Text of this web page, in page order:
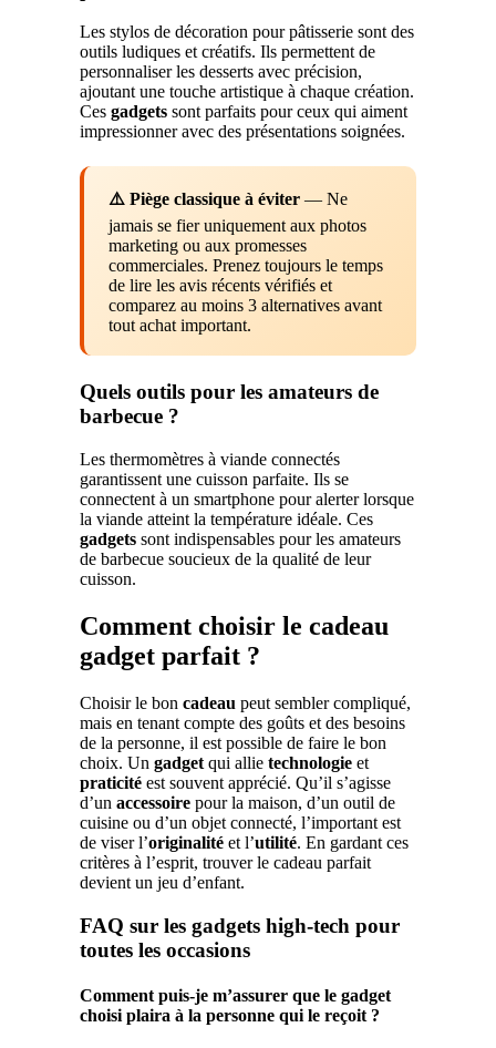
Les stylos de décoration pour pâtisserie sont des
outils ludiques et créatifs. Ils permettent de
personnaliser les desserts avec précision,
ajoutant une touche artistique à chaque création.
Ces gadgets sont parfaits pour ceux qui aiment
impressionner avec des présentations soignées.
⚠️ Piège classique à éviter — Ne
jamais se fier uniquement aux photos
marketing ou aux promesses
commerciales. Prenez toujours le temps
de lire les avis récents vérifiés et
comparez au moins 3 alternatives avant
tout achat important.
Quels outils pour les amateurs de
barbecue ?
Les thermomètres à viande connectés
garantissent une cuisson parfaite. Ils se
connectent à un smartphone pour alerter lorsque
la viande atteint la température idéale. Ces
gadgets sont indispensables pour les amateurs
de barbecue soucieux de la qualité de leur
cuisson.
Comment choisir le cadeau
gadget parfait ?
Choisir le bon cadeau peut sembler compliqué,
mais en tenant compte des goûts et des besoins
de la personne, il est possible de faire le bon
choix. Un gadget qui allie technologie et
praticité est souvent apprécié. Qu’il s’agisse
d’un accessoire pour la maison, d’un outil de
cuisine ou d’un objet connecté, l’important est
de viser l’originalité et l’utilité. En gardant ces
critères à l’esprit, trouver le cadeau parfait
devient un jeu d’enfant.
FAQ sur les gadgets high-tech pour
toutes les occasions
Comment puis-je m’assurer que le gadget
choisi plaira à la personne qui le reçoit ?